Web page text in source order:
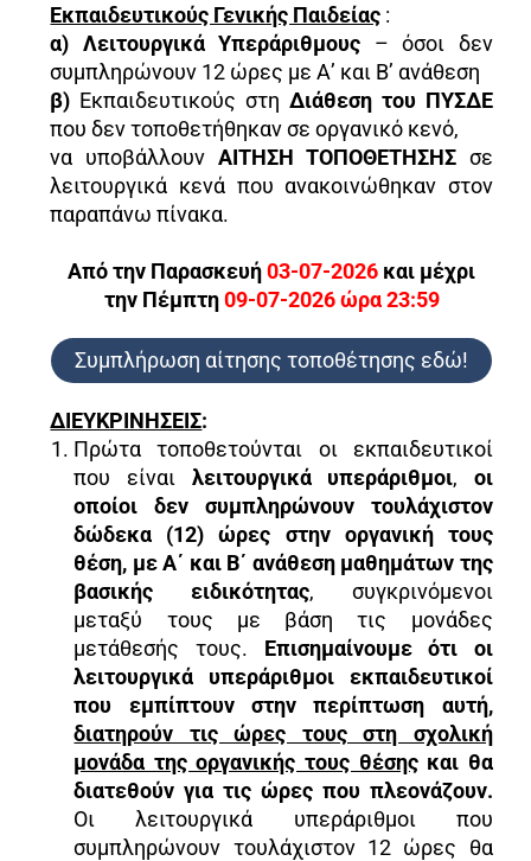
Εκπαιδευτικούς Γενικής Παιδείας :
α) Λειτουργικά Υπεράριθμους – όσοι δεν
συμπληρώνουν 12 ώρες με Α’ και Β’ ανάθεση
β) Εκπαιδευτικούς στη Διάθεση του ΠΥΣΔΕ
που δεν τοποθετήθηκαν σε οργανικό κενό,
να υποβάλλουν ΑΙΤΗΣΗ ΤΟΠΟΘΕΤΗΣΗΣ σε
λειτουργικά κενά που ανακοινώθηκαν στον
παραπάνω πίνακα.
Από την Παρασκευή03-07-2026 και μέχρι
την Πέμπτη09-07-2026 ώρα 23:59
Συμπλήρωση αίτησης τοποθέτησης εδώ!
ΔΙΕΥΚΡΙΝΗΣΕΙΣ:
Πρώτα τοποθετούνται οι εκπαιδευτικοί
που είναι λειτουργικά υπεράριθμοι, οι
οποίοι δεν συμπληρώνουν τουλάχιστον
δώδεκα (12) ώρες στην οργανική τους
θέση, με Α΄ και Β΄ ανάθεση μαθημάτων της
βασικής ειδικότητας, συγκρινόμενοι
μεταξύ τους με βάση τις μονάδες
μετάθεσής τους. Επισημαίνουμε ότι οι
λειτουργικά υπεράριθμοι εκπαιδευτικοί
που εμπίπτουν στην περίπτωση αυτή,
διατηρούν τις ώρες τους στη σχολική
μονάδα της οργανικής τους θέσηςκαι θα
διατεθούν για τις ώρες που πλεονάζουν.
Οι λειτουργικά υπεράριθμοι που
συμπληρώνουν τουλάχιστον 12 ώρες θα